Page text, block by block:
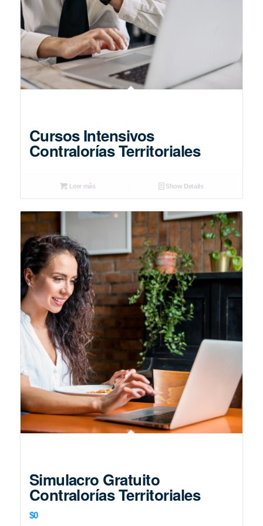
Cursos Intensivos
Contralorías Territoriales
Leer más Show Details
Simulacro Gratuito
Contralorías Territoriales
$0